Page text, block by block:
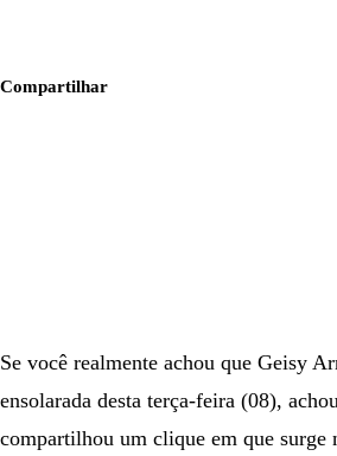
Compartilhar
Se você realmente achou que Geisy
ensolarada desta terça-feira (08),
compartilhou um clique em que